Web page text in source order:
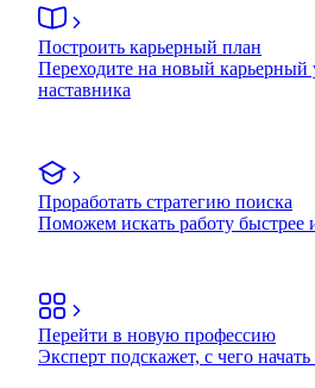
Построить карьерный план
Переходите на новый
наставника
Проработать стратегию поиска
Поможем искать работу быстрее
Перейти в новую профессию
Эксперт подскажет, с чего